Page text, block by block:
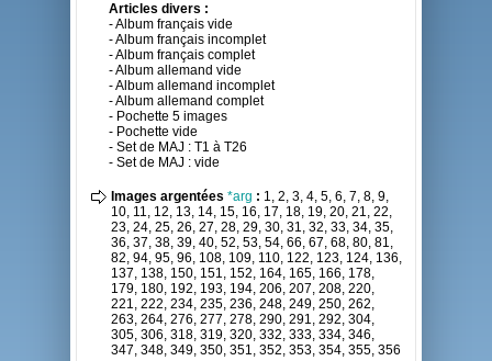
Articles divers :
- Album français vide
- Album français incomplet
- Album français complet
- Album allemand vide
- Album allemand incomplet
- Album allemand complet
- Pochette 5 images
- Pochette vide
- Set de MAJ : T1 à T26
- Set de MAJ : vide
Images argentées *arg : 1, 2, 3, 4, 5, 6, 7, 8, 9,
10, 11, 12, 13, 14, 15, 16, 17, 18, 19, 20, 21, 22,
23, 24, 25, 26, 27, 28, 29, 30, 31, 32, 33, 34, 35,
36, 37, 38, 39, 40, 52, 53, 54, 66, 67, 68, 80, 81,
82, 94, 95, 96, 108, 109, 110, 122, 123, 124, 136,
137, 138, 150, 151, 152, 164, 165, 166, 178,
179, 180, 192, 193, 194, 206, 207, 208, 220,
221, 222, 234, 235, 236, 248, 249, 250, 262,
263, 264, 276, 277, 278, 290, 291, 292, 304,
305, 306, 318, 319, 320, 332, 333, 334, 346,
347, 348, 349, 350, 351, 352, 353, 354, 355, 356